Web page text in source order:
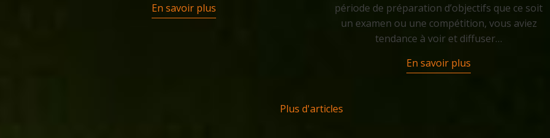
En savoir plus
période de préparation d’objectifs que ce soit
un examen ou une compétition, vous aviez
tendance à voir et diffuser…
En savoir plus
Plus d'articles